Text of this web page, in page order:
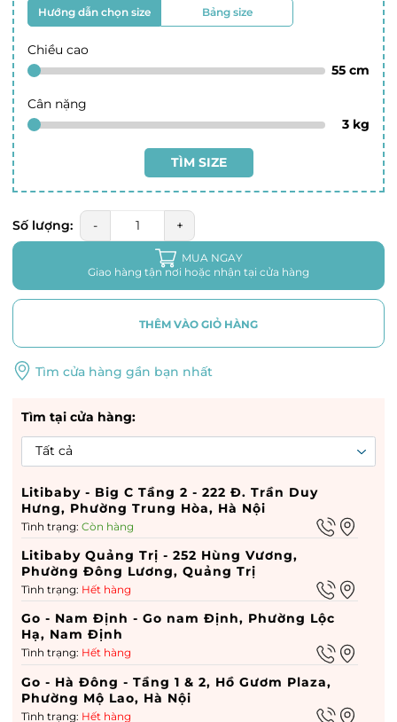
Hướng dẫn chọn size Bảng size
Chiều cao
55 cm
Cân nặng
3 kg
TÌM SIZE
Số lượng: - +
MUA NGAY
Giao hàng tận nơi hoặc nhận tại cửa hàng
THÊM VÀO GIỎ HÀNG
Tìm cửa hàng gần bạn nhất
Tìm tại cửa hàng:
Litibaby - Big C Tầng 2 - 222 Đ. Trần Duy
Hưng, Phường Trung Hòa, Hà Nội
Tình trạng: Còn hàng
Litibaby Quảng Trị - 252 Hùng Vương,
Phường Đông Lương, Quảng Trị
Tình trạng: Hết hàng
Go - Nam Định - Go nam Định, Phường Lộc
Hạ, Nam Định
Tình trạng: Hết hàng
Go - Hà Đông - Tầng 1 & 2, Hồ Gươm Plaza,
Phường Mộ Lao, Hà Nội
Tình trạng: Hết hàng